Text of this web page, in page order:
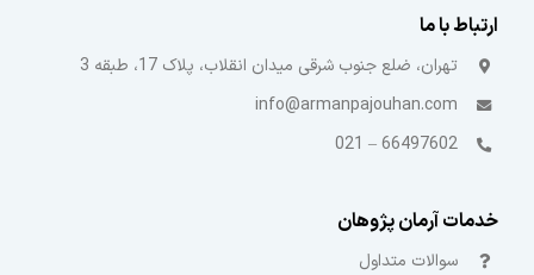
ارتباط با ما
تهران، ضلع جنوب شرقی میدان انقلاب، پلاک 17، طبقه 3
info@armanpajouhan.com
66497602 – 021
خدمات آرمان پژوهان
سوالات متداول